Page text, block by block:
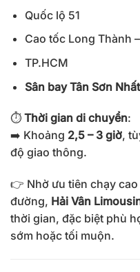
Quốc lộ 51
Cao tốc Long Thành
TP.HCM
Sân bay Tân Sơn
⏱ Thời gian di chuyển:
➡️ Khoảng 2,5 – 3 giờ,
độ giao thông.
👉 Nhờ ưu tiên chạy
đường, Hải Vân
thời gian, đặc biệt phù
sớm hoặc tối muộn.